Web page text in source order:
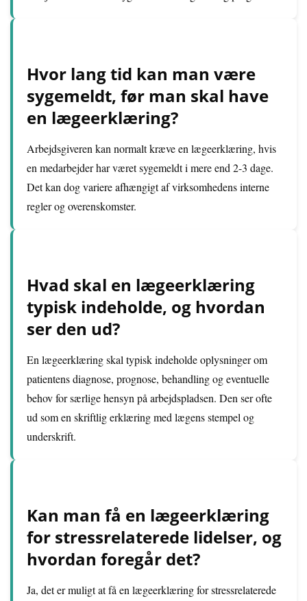
Hvor lang tid kan man være
sygemeldt, før man skal have
en lægeerklæring?
Arbejdsgiveren kan normalt kræve en lægeerklæring, hvis
en medarbejder har været sygemeldt i mere end 2-3 dage.
Det kan dog variere afhængigt af virksomhedens interne
regler og overenskomster.
Hvad skal en lægeerklæring
typisk indeholde, og hvordan
ser den ud?
En lægeerklæring skal typisk indeholde oplysninger om
patientens diagnose, prognose, behandling og eventuelle
behov for særlige hensyn på arbejdspladsen. Den ser ofte
ud som en skriftlig erklæring med lægens stempel og
underskrift.
Kan man få en lægeerklæring
for stressrelaterede lidelser, og
hvordan foregår det?
Ja, det er muligt at få en lægeerklæring for stressrelaterede